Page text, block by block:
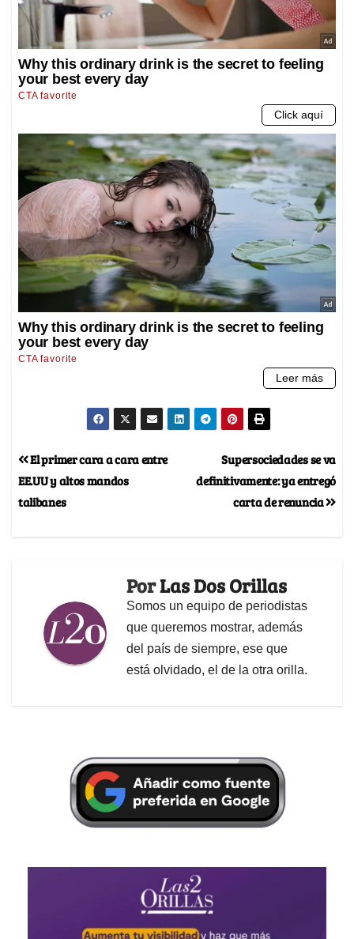
Supersociedades se va
definitivamente: ya entregó
carta de renuncia
El primer cara a cara entre
EE.UU y altos mandos
talibanes
PorLas Dos Orillas
Somos un equipo de periodistas
que queremos mostrar, además
del país de siempre, ese que
está olvidado, el de la otra orilla.